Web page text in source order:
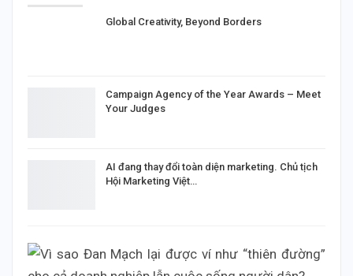
Global Creativity, Beyond Borders
Campaign Agency of the Year Awards – Meet
Your Judges
AI đang thay đổi toàn diện marketing. Chủ tịch
Hội Marketing Việt…